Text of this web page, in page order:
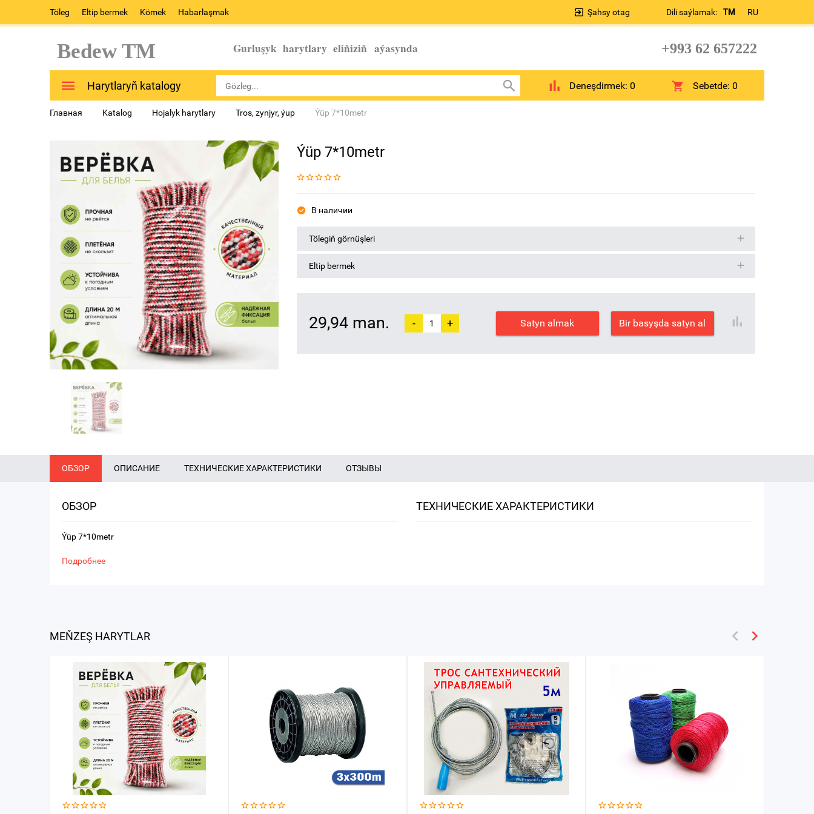
Töleg Eltip bermek Kömek Habarlaşmak Dili saýlamak: TM RU
Şahsy otag
Bedew TM Gurluşyk harytlary eliňiziň aýasynda +993 62 657222
Harytlaryň katalogy Deneşdirmek: 0 Sebetde:0
Главная Katalog Hojalyk harytlary Tros, zynjyr, ýup Ýüp 7*10metr
Ýüp 7*10metr
В наличии
Tölegiň görnüşleri
Eltip bermek
29,94 man. - + Satyn almak Bir basyşda satyn al
ОБЗОР ОПИСАНИЕ ТЕХНИЧЕСКИЕ ХАРАКТЕРИСТИКИ ОТЗЫВЫ
ОБЗОР
Ýüp 7*10metr
Подробнее
ТЕХНИЧЕСКИЕ ХАРАКТЕРИСТИКИ
MEŇZEŞ HARYTLAR